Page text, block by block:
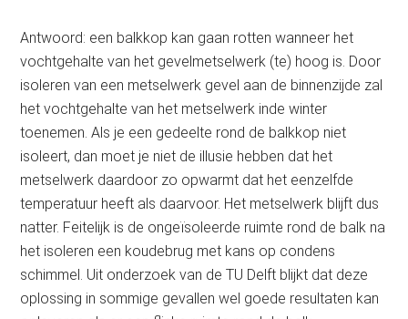
Antwoord: een balkkop kan gaan rotten wanneer het
vochtgehalte van het gevelmetselwerk (te) hoog is. Door
isoleren van een metselwerk gevel aan de binnenzijde zal
het vochtgehalte van het metselwerk inde winter
toenemen. Als je een gedeelte rond de balkkop niet
isoleert, dan moet je niet de illusie hebben dat het
metselwerk daardoor zo opwarmt dat het eenzelfde
temperatuur heeft als daarvoor. Het metselwerk blijft dus
natter. Feitelijk is de ongeïsoleerde ruimte rond de balk na
het isoleren een koudebrug met kans op condens
schimmel. Uit onderzoek van de TU Delft blijkt dat deze
oplossing in sommige gevallen wel goede resultaten kan